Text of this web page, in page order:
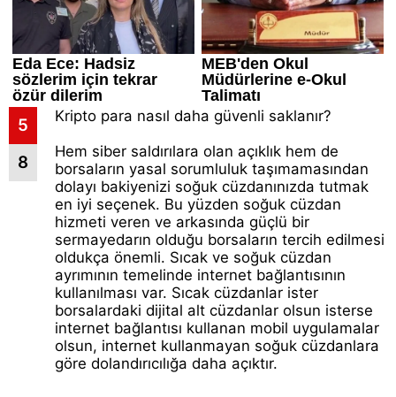
5
8
Kripto para nasıl daha güvenli saklanır?
Hem siber saldırılara olan açıklık hem de
borsaların yasal sorumluluk taşımamasından
dolayı bakiyenizi soğuk cüzdanınızda tutmak
en iyi seçenek. Bu yüzden soğuk cüzdan
hizmeti veren ve arkasında güçlü bir
sermayedarın olduğu borsaların tercih edilmesi
oldukça önemli. Sıcak ve soğuk cüzdan
ayrımının temelinde internet bağlantısının
kullanılması var. Sıcak cüzdanlar ister
borsalardaki dijital alt cüzdanlar olsun isterse
internet bağlantısı kullanan mobil uygulamalar
olsun, internet kullanmayan soğuk cüzdanlara
göre dolandırıcılığa daha açıktır.